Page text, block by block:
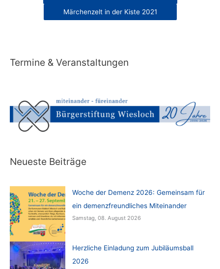
Märchenzelt in der Kiste 2021
Termine & Veranstaltungen
Neueste Beiträge
Woche der Demenz 2026: Gemeinsam für
ein demenzfreundliches Miteinander
Samstag, 08. August 2026
Herzliche Einladung zum Jubiläumsball
2026